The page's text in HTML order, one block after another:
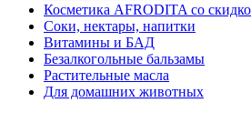
Косметика AFRODITA со
Соки, нектары, напитки
Витамины и БАД
Безалкогольные бальзамы
Растительные масла
Для домашних животных